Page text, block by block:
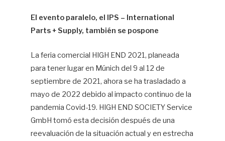
El evento paralelo, el IPS – International
Parts + Supply, también se pospone
La feria comercial HIGH END 2021, planeada
para tener lugar en Múnich del 9 al 12 de
septiembre de 2021, ahora se ha trasladado a
mayo de 2022 debido al impacto continuo de la
pandemia Covid-19. HIGH END SOCIETY Service
GmbH tomó esta decisión después de una
reevaluación de la situación actual y en estrecha